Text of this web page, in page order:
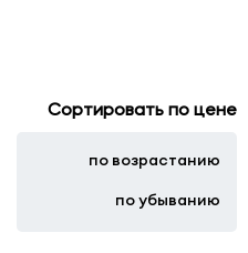
Сортировать по цене
по возрастанию
по убыванию